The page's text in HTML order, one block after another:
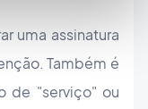
uma assinatura
Também é
de "serviço" ou